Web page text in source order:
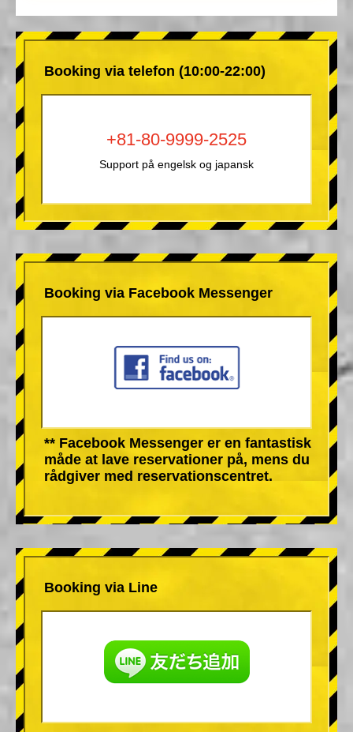
Booking via telefon (10:00-22:00)
+81-80-9999-2525
Support på engelsk og japansk
Booking via Facebook Messenger
** Facebook Messenger er en fantastisk
måde at lave reservationer på, mens du
rådgiver med reservationscentret.
Booking via Line